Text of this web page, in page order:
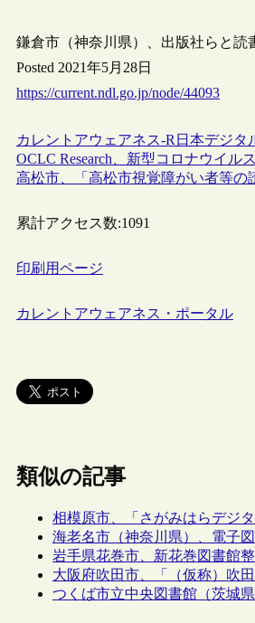
鎌倉市（神奈川県）、出版社らと
Posted 2021年5月28日
https://current.ndl.go.jp/node/44093
カレントアウェアネス-R 日本デジタ
OCLC Research、新型コロナウイ
高松市、「高松市視覚障がい者等
累計アクセス数:1091
印刷用ページ
カレントアウェアネス・ポータル
類似の記事
相模原市、「さがみはらデジ
海老名市（神奈川県）、電子
岩手県花巻市、新花巻図書館
大阪府吹田市、「（仮称）吹
つくば市立中央図書館（茨城